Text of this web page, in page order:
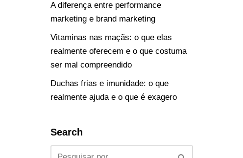
A diferença entre performance
marketing e brand marketing
Vitaminas nas maçãs: o que elas
realmente oferecem e o que costuma
ser mal compreendido
Duchas frias e imunidade: o que
realmente ajuda e o que é exagero
Search